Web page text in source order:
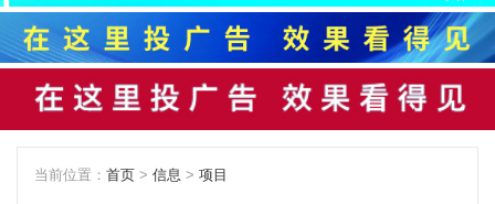
当前位置： 首页 > 信息 > 项目